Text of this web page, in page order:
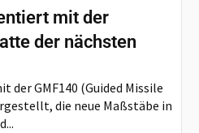
mit der
der nächsten
GMF140 (Guided Missile
die neue Maßstäbe in